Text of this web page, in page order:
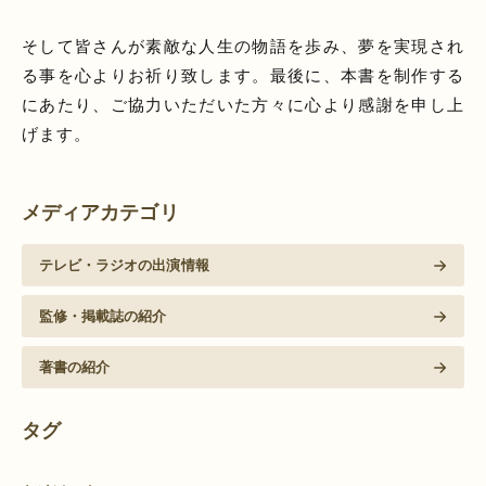
そして皆さんが素敵な人生の物語を歩み、夢を実現され
る事を心よりお祈り致します。最後に、本書を制作する
にあたり、ご協力いただいた方々に心より感謝を申し上
げます。
メディアカテゴリ
テレビ・ラジオの出演情報
監修・掲載誌の紹介
著書の紹介
タグ